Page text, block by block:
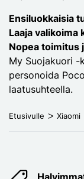
Ensiluokkaisia
Laaja valikoima
Nopea toimitus
My Suojakuori -
personoida
laatusuhteella.
Etusivulle Xiaomi